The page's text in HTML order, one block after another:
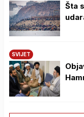
Šta
SVIJET